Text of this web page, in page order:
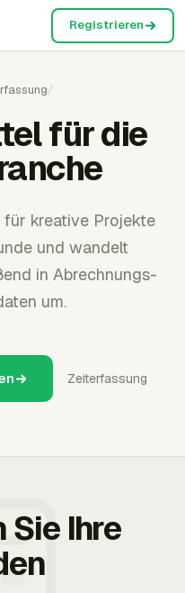
Registrieren
/
für die
für kreative Projekte
und wandelt
in Abrechnungs-
um.
Zeiterfassung
Sie Ihre